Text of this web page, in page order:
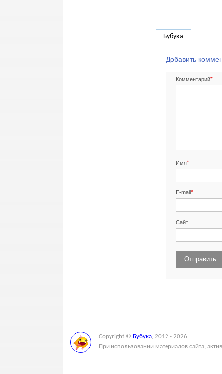
Бубука
Добавить
Комментарий*
Имя*
E-mail*
Сайт
Copyright © Бубука, 2012 - 2026
При использовании материалов сайта,